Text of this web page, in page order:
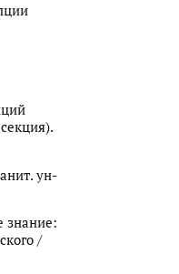
ун-
знание:
/